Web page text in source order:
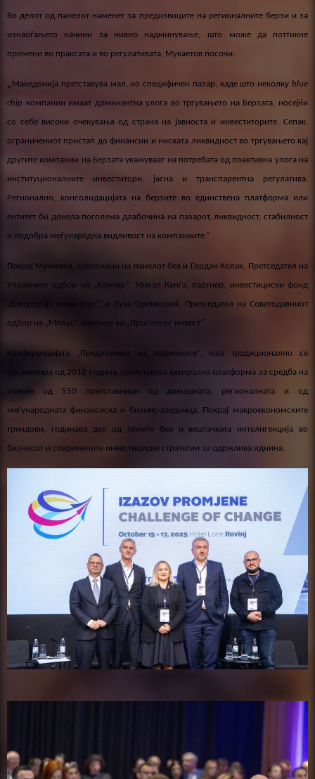
Во делотод панелот наменет за предизвиците на регионалните берзи и за
изнаоѓањето начини за нивно надминување, што можеда поттикне
промени во праксата и во регулативата, Мукаетов посочи:
„ Македонија претставува мал, носпецифичен пазар, каде што неколкуblue
chip компании имаат доминантна улога во тргувањето на Берзата, носејќи
со себе високи очекувања од страна на јавноста и инвеститорите. Сепак,
ограничениот пристап до финансии и ниската ликвидност во тргувањето кај
другите компании на Берзата укажуваат на потребатаод поактивна улога на
институционалните инвеститори, јасна и транспарентна регулатива.
Регионално, консолидацијата на берзите во единствена платформа или
ентитет би донела поголема длабочина на пазарот,ликвидност, стабилност
и подобра меѓународна видливост на компаниите.“
Покрај Мукаетов, говорници на панелот беа и Гордан Колак, Претседател на
Управниот одбор на „Кончар“; Михал Кенѓа, партнер, инвестициски фонд
„Ентерпрајз инвесторс“, и Лука Орешковиќ, Претседател на Советодавниот
одбор на „Мплус“, партнер во „Просперус инвест“.
Конференцијата „Предизвикот на промените“, која традиционално се
организира од 2012 година, претставува централна платформа за средба на
повеќе од 550 претставници од домашната, регионалната и од
меѓународната финансиска и бизнис-заедница. Покрај макроекономските
трендови, годинава дел од темите беа и вештачката интелигенција во
бизнисот и современите инвестициски стратегии за одржлива иднина.